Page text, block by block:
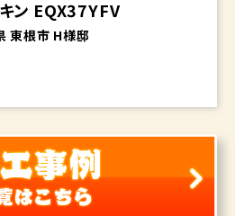
ン EQX37YFV
東根市 H様邸